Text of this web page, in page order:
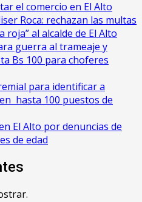
el comercio en El Alto
Roca: rechazan las multas
roja” al alcalde de El Alto
guerra al trameaje y
Bs 100 para choferes
para identificar a
hasta 100 puestos de
El Alto por denuncias de
de edad